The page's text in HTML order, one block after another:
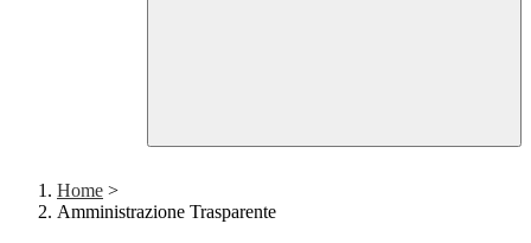
Home >
Amministrazione Trasparente